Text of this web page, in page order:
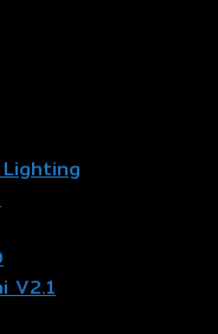
Lighting
V2.1